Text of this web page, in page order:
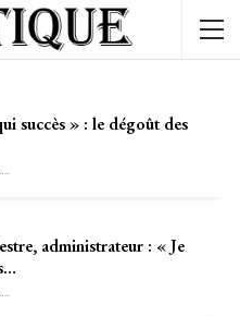
succès » : le dégoût des
Sébastien-Étienne Marechal
administrateur : « Je
Sébastien-Étienne Marechal